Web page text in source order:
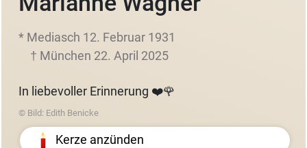
* Mediasch 12. Februar 1931
† München 22. April 2025
In liebevoller Erinnerung ❤️🌹
© Bild: Edith Benicke
Kerze anzünden